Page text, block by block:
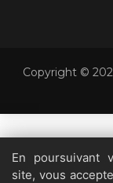
En visitant notre
Copyright ©
En poursuivant
site, vous